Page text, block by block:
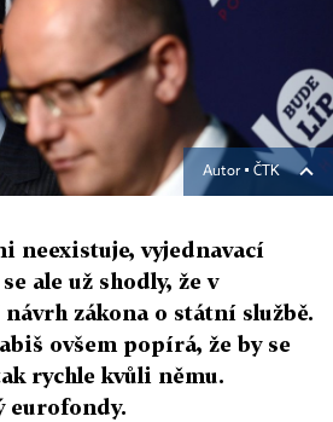
Autor ▪ ČTK
neexistuje, vyjednavací
ale už shodly, že v
zákona o státní službě.
ovšem popírá, že by se
rychle kvůli němu.
eurofondy.